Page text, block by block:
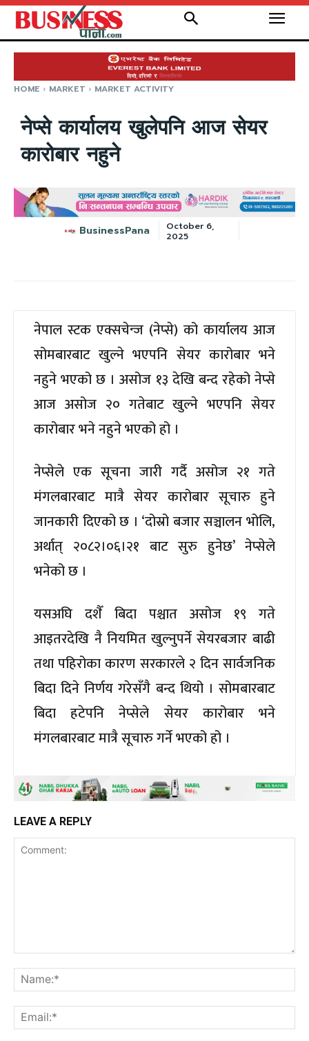
HOME MARKET MARKET ACTIVITY
नेप्से कार्यालय खुलेपनि आज सेयर
कारोबार नहुने
BusinessPana
October 6,
2025
नेपाल स्टक एक्सचेन्ज (नेप्से) को कार्यालय आज
सोमबारबाट खुल्ने भएपनि सेयर कारोबार भने
नहुने भएको छ । असोज १३ देखि बन्द रहेको नेप्से
आज असोज २० गतेबाट खुल्ने भएपनि सेयर
कारोबार भने नहुने भएको हो ।
नेप्सेले एक सूचना जारी गर्दै असोज २१ गते
मंगलबारबाट मात्रै सेयर कारोबार सूचारु हुने
जानकारी दिएको छ । ‘दोस्रो बजार सञ्चालन भोलि,
अर्थात् २०८२।०६।२१ बाट सुरु हुनेछ’ नेप्सेले
भनेको छ ।
यसअघि दशैँ बिदा पश्चात असोज १९ गते
आइतरदेखि नै नियमित खुल्नुपर्ने सेयरबजार बाढी
तथा पहिरोका कारण सरकारले २ दिन सार्वजनिक
बिदा दिने निर्णय गरेसँगै बन्द थियो । सोमबारबाट
बिदा हटेपनि नेप्सेले सेयर कारोबार भने
मंगलबारबाट मात्रै सूचारु गर्ने भएको हो ।
LEAVE A REPLY